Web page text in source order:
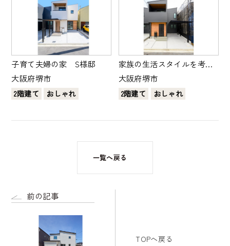
子育て夫婦の家 S様邸
大阪府堺市
2階建て おしゃれ
家族の生活スタイルを考え
た家 B様邸
大阪府堺市
2階建て おしゃれ
一覧へ戻る
前の記事
TOPへ戻る